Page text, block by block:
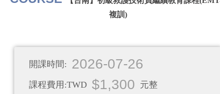
複訓)
開課時間: 2026-07-26
課程費用:TWD $1,300 元整